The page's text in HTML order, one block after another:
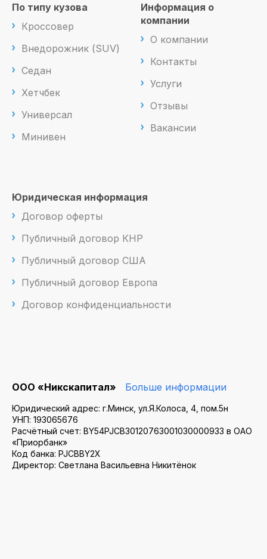
По типу кузова
Кроссовер
Внедорожник (SUV)
Седан
Хетчбек
Универсал
Минивен
Информация о
компании
О компании
Контакты
Услуги
Отзывы
Вакансии
Юридическая информация
Договор оферты
Публичный договор КНР
Публичный договор США
Публичный договор Европа
Договор конфиденциальности
ООО «Никскапитал» Больше информации
Юридический адрес: г.Минск, ул.Я.Колоса, 4, пом.5н
УНП: 193065676
Расчётный счет: BY54PJCB30120763001030000933 в ОАО
«Приорбанк»
Код банка: PJCBBY2X
Директор: Светлана Васильевна Никитёнок